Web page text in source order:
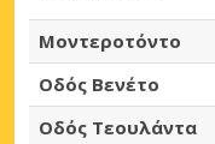
Μοντεροτόντο
Οδός Βενέτο
Οδός Τεουλάντα